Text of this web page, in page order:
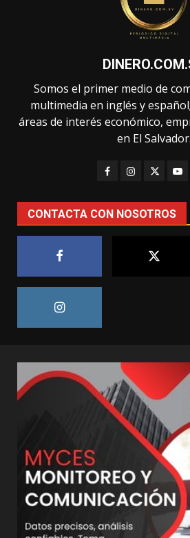
Somos el primer medio de
multimedia en inglés y
áreas de interés económico,
en El Salvador.
CONTACTA CON NOSOTROS